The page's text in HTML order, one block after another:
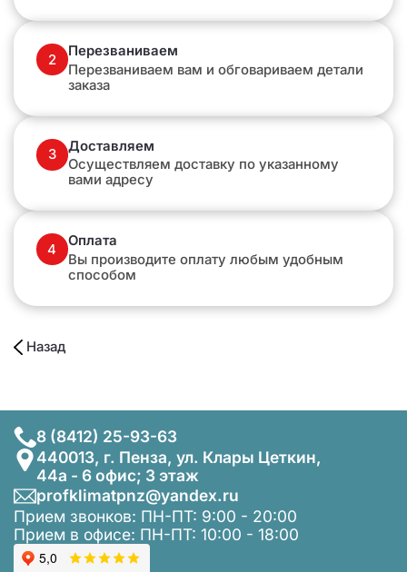
2
Перезваниваем
Перезваниваем вам и обговариваем детали
заказа
3
Доставляем
Осуществляем доставку по указанному
вами адресу
4
Оплата
Вы производите оплату любым удобным
способом
Назад
8 (8412) 25-93-63
440013, г. Пенза, ул. Клары Цеткин,
44а - 6 офис; 3 этаж
profklimatpnz@yandex.ru
Прием звонков: ПН-ПТ: 9:00 - 20:00
Прием в офисе: ПН-ПТ: 10:00 - 18:00